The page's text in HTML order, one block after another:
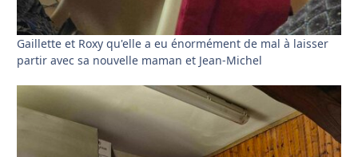
Gaillette et Roxy qu'elle a eu énormément de mal à laisser
partir avec sa nouvelle maman et Jean-Michel